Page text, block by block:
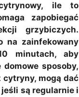
ile to
zapobiegać
grzybiczych.
na zainfekowany
minutach, aby
sposoby,
cytryny, mogą dać
są regularnie i